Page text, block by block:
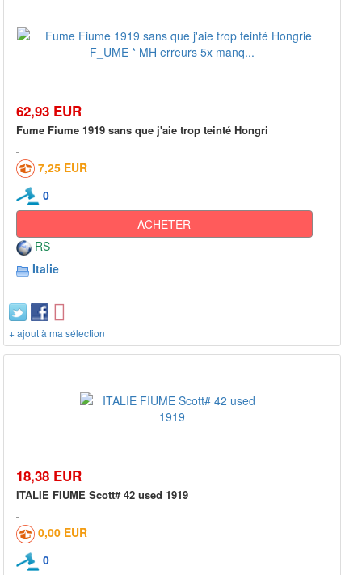
62,93 EUR
Fume Fiume 1919 sans que j'aie trop teinté Hongri
7,25 EUR
0
ACHETER
RS
Italie
+ ajout à ma sélection
18,38 EUR
ITALIE FIUME Scott# 42 used 1919
0,00 EUR
0